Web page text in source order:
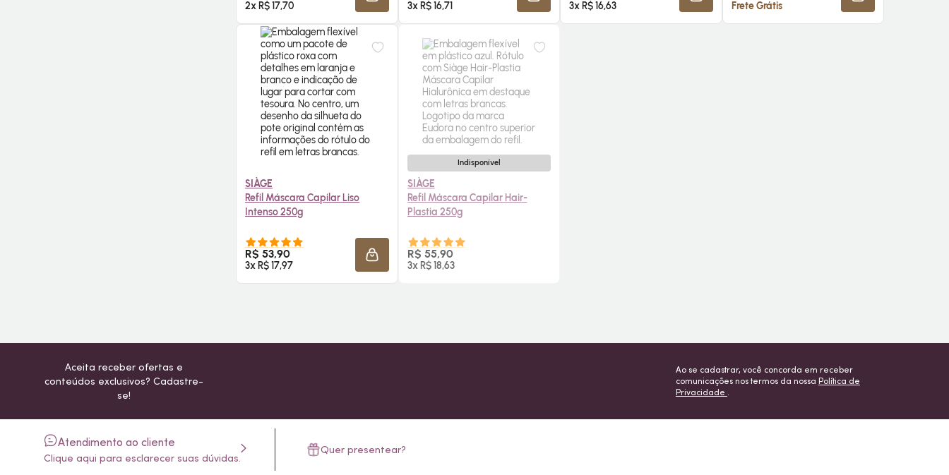
2x R$ 17,70 3x R$ 16,71 3x R$ 16,63
Frete Grátis
SIÀGE
Refil Máscara Capilar Liso
Intenso 250g
R$ 53,90
3x R$ 17,97
COMPRE AGORA ❯
ADICIONAR À SACOLA
Indisponível
SIÀGE
Refil Máscara Capilar Hair-
Plastia 250g
R$ 55,90
3x R$ 18,63
AVISE-ME
Aceita receber ofertas e
conteúdos exclusivos? Cadastre-
se!
Ao se cadastrar, você concorda em receber
comunicações nos termos da nossa Política de
Privacidade
Atendimento ao cliente
Clique aqui para esclarecer suas dúvidas.
Quer presentear?